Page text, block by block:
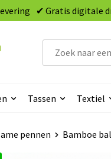
✔ Gratis digitale
Tassen Textiel
pennen Bamboe